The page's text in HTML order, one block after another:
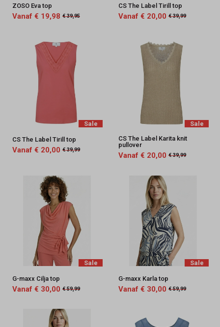
ZOSO Eva top
Vanaf € 19,98 € 39,95
CS The Label Tirill top
Vanaf € 20,00 € 39,99
Sale
CS The Label Tirill top
Vanaf € 20,00 € 39,99
Sale
CS The Label Karita knit
pullover
Vanaf € 20,00 € 39,99
Sale
G-maxx Cilja top
Vanaf € 30,00 € 59,99
Sale
G-maxx Karla top
Vanaf € 30,00 € 59,99